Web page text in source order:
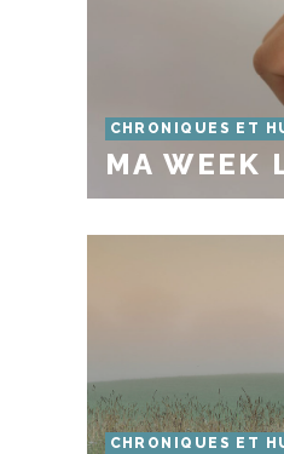
CHRONIQUES ET
MA WEEK
CHRONIQUES ET